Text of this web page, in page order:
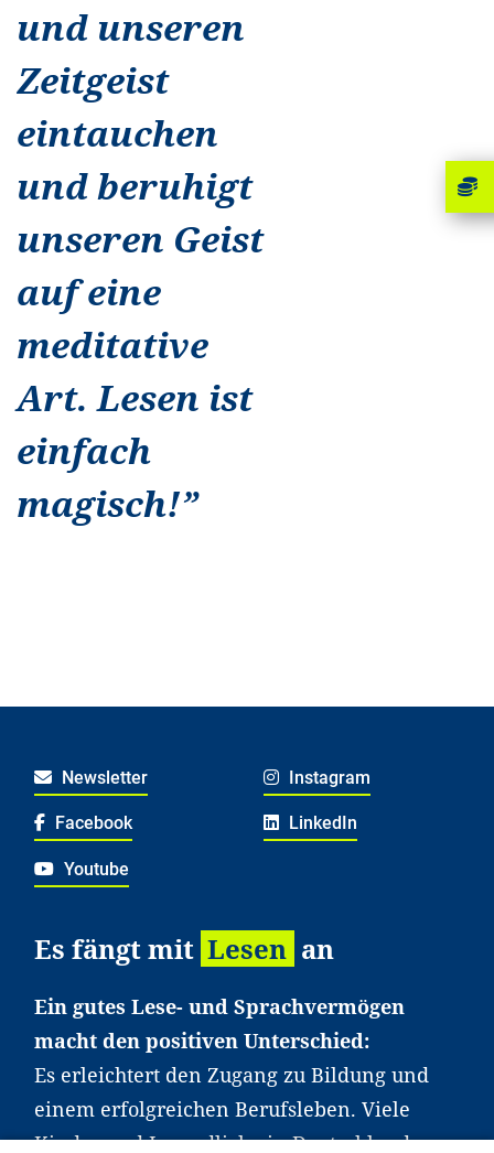
und unseren
Zeitgeist
eintauchen
und beruhigt
unseren Geist
auf eine
meditative
Art. Lesen ist
einfach
magisch!”
Newsletter Instagram
Facebook LinkedIn
Youtube
Es fängt mit Lesen an
Ein gutes Lese- und Sprachvermögen
macht den positiven Unterschied:
Es erleichtert den Zugang zu Bildung und
einem erfolgreichen Berufsleben. Viele
Kinder und Jugendliche in Deutschland